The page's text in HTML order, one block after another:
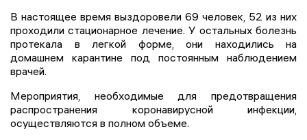
В настоящее время выздоровели 69 человек, 52 из них
проходили стационарное лечение. У остальных болезнь
протекала в легкой форме, они находились на
домашнем карантине под постоянным наблюдением
врачей.
Мероприятия, необходимые для предотвращения
распространения коронавирусной инфекции,
осуществляются в полном объеме.